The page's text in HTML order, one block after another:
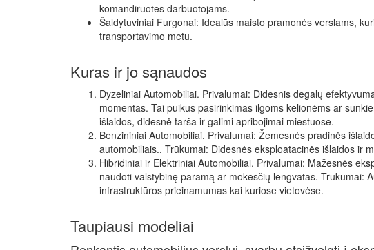
komandiruotes darbuotojams.
Šaldytuviniai Furgonai: Idealūs maisto pramonės verslams,
transportavimo metu.
Kuras ir jo sąnaudos
Dyzeliniai Automobiliai. Privalumai: Didesnis degalų
momentas. Tai puikus pasirinkimas ilgoms kelionėms ar
išlaidos, didesnė tarša ir galimi apribojimai miestuose.
Benzininiai Automobiliai. Privalumai: Žemesnės pradinės
automobiliais.. Trūkumai: Didesnės eksploatacinės išlaidos ir
Hibridiniai ir Elektriniai Automobiliai. Privalumai: Mažesnės
naudoti valstybinę paramą ar mokesčių lengvatas. Trūkumai:
infrastruktūros prieinamumas kai kuriose vietovėse.
Taupiausi modeliai